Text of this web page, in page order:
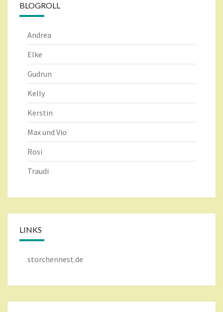
BLOGROLL
Andrea
Elke
Gudrun
Kelly
Kerstin
Max und Vio
Rosi
Traudi
LINKS
storchennest.de